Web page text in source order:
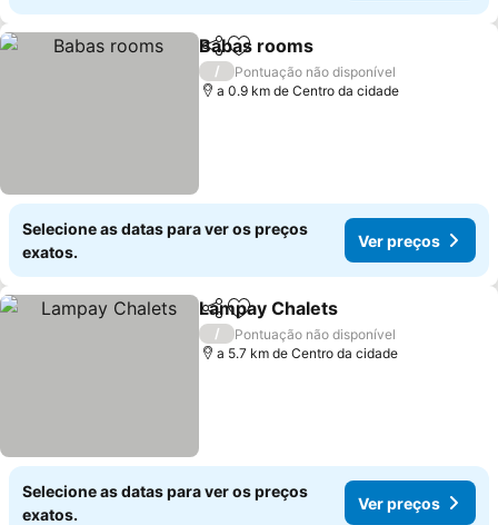
PartilharAdicionar aos favoritos
Babas rooms
/
Pontuação não disponível
a 0.9 km de Centro da cidade
Selecione as datas para ver os preços
exatos.
Ver preços
PartilharAdicionar aos favoritos
Lampay Chalets
/
Pontuação não disponível
a 5.7 km de Centro da cidade
Selecione as datas para ver os preços
exatos.
Ver preços